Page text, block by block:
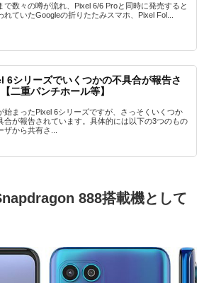
で数々の噂が流れ、Pixel 6/6 Proと同時に発売すると
れていたGoogleの折りたたみスマホ、Pixel Fol...
6シリーズでいくつかの不具合が報告さ
二重パンチホール等】
始まったPixel 6シリーズですが、さっそくいくつか
合が報告されています。具体的には以下の3つのもの
ザから共有さ...
888搭載機として